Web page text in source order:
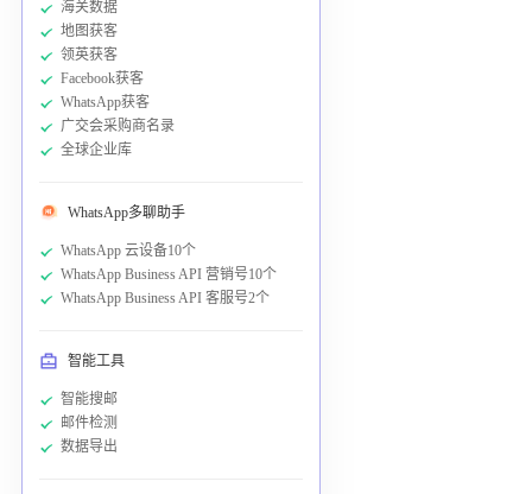
海关数据
地图获客
领英获客
Facebook获客
WhatsApp获客
广交会采购商名录
全球企业库
WhatsApp多聊助手
WhatsApp 云设备10个
WhatsApp Business API 营销号10个
WhatsApp Business API 客服号2个
智能工具
智能搜邮
邮件检测
数据导出